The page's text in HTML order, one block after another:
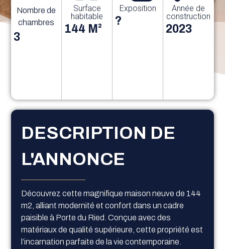
Nombre de
chambres
3
Surface
habitable
144 M²
Exposition
?
Année de
construction
2023
DESCRIPTION DE
L'ANNONCE
Découvrez cette magnifique maison neuve de 144
m2, alliant modernité et confort dans un cadre
paisible à Porte du Ried. Conçue avec des
matériaux de qualité supérieure, cette propriété est
l’incarnation parfaite de la vie contemporaine.